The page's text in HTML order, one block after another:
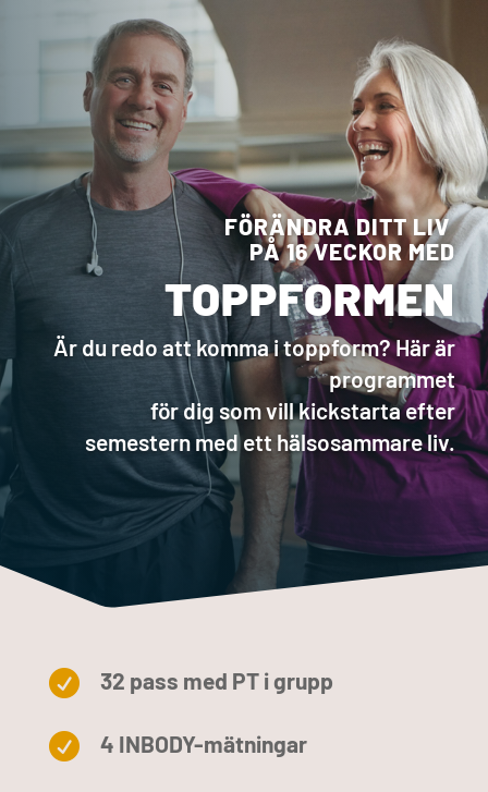
FÖRÄNDRA DITT LIV
PÅ 16 VECKOR MED
TOPPFORMEN
Är du redo att komma i toppform? Här är
programmet
för dig som vill kickstarta efter
semestern med ett hälsosammare liv.
 32 pass med PT i grupp
 4 INBODY-mätningar